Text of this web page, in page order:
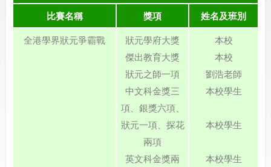
比賽名稱
獎項
姓名及班別
全港學界狀元爭霸戰
狀元學府大獎
傑出教育大獎
狀元之師一項
中文科金獎三
項、銀獎六項、
狀元一項、探花
兩項
英文科金獎兩
本校
本校
劉浩老師
本校學生
本校學生
本校學生